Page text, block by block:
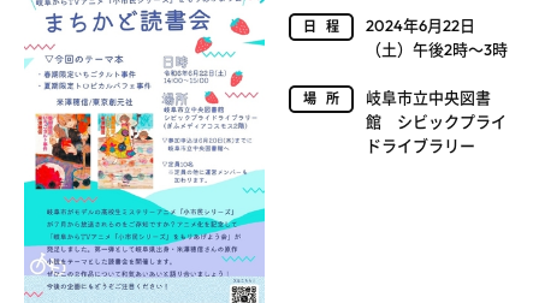
日程
2024年6月22日
（土）午後2時～3時
場所
岐阜市立中央図書
館 シビックプライ
ドライブラリー